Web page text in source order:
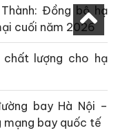
Đồng bộ hạ
cuối năm 2026
lượng cho hạ
bay Hà Nội –
mạng bay quốc tế